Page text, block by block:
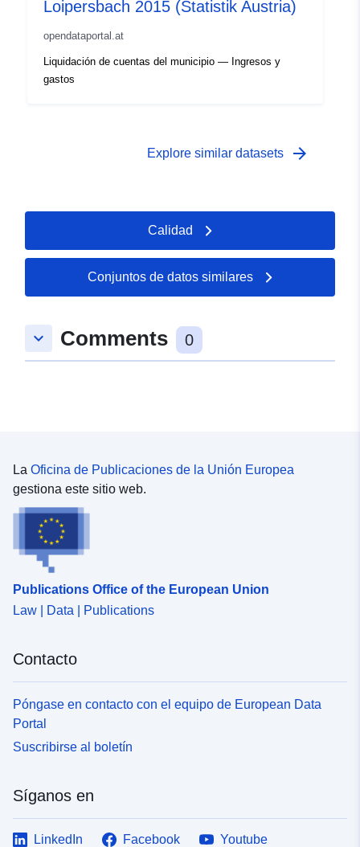
Loipersbach 2015 (Statistik Austria)
opendataportal.at
Liquidación de cuentas del municipio — Ingresos y
gastos
Explore similar datasets arrow_forward
Calidad
Conjuntos de datos similares
keyboard_arrow_down Comments 0
La Oficina de Publicaciones de la Unión Europea
gestiona este sitio web.
Publications Office of the European Union
Law | Data | Publications
Contacto
Póngase en contacto con el equipo de European Data
Portal
Suscribirse al boletín
Síganos en
LinkedIn Facebook
Youtube